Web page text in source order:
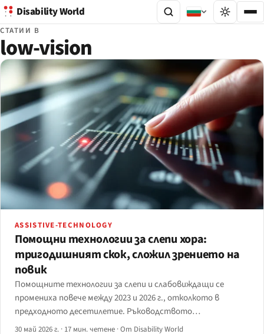
Disability World
СТАТИИ В
low-vision
ASSISTIVE-TECHNOLOGY
Помощни технологии за слепи хора:
тригодишният скок, сложил зрението на
повик
Помощните технологии за слепи и слабовиждащи се
промениха повече между 2023 и 2026 г., отколкото в
предходното десетилетие. Ръководството
картографира реалните иновации — Be My AI, Ray-Ban
30 май 2026 г. · 17 мин. четене ·От Disability World